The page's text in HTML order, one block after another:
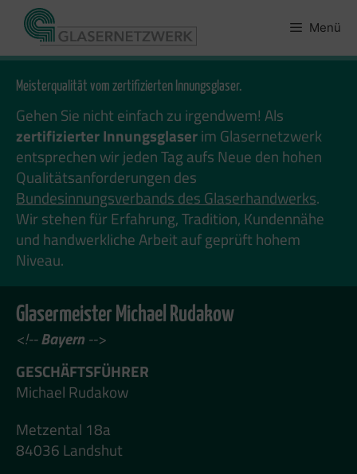
Zum
Inhalt
springen
Menü
Meisterqualität vom zertifizierten Innungsglaser.
Gehen Sie nicht einfach zu irgendwem! Als
zertifizierter Innungsglaserim Glasernetzwerk
entsprechen wir jeden Tag aufs Neue den hohen
Qualitätsanforderungen des
Bundesinnungsverbands des Glaserhandwerks.
Wir stehen für Erfahrung, Tradition, Kundennähe
und handwerkliche Arbeit auf geprüft hohem
Niveau.
Glasermeister Michael Rudakow
<!--Bayern -->
GESCHÄFTSFÜHRER
Michael Rudakow
Metzental 18a
84036 Landshut